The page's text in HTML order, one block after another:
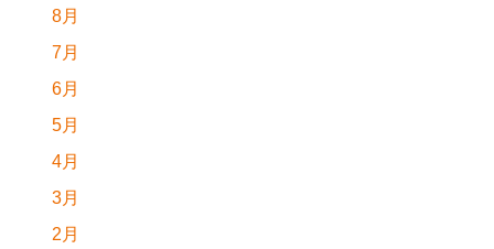
8月
7月
6月
5月
4月
3月
2月